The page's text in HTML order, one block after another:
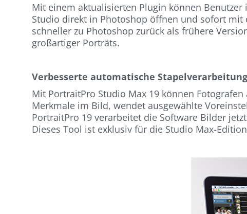
Mit einem aktualisierten Plugin können
Studio direkt in Photoshop öffnen und sofort
schneller zu Photoshop zurück als frühere
großartiger Porträts.
Verbesserte automatische Stapelverarbeitung
Mit PortraitPro Studio Max 19 können
Merkmale im Bild, wendet ausgewählte
PortraitPro 19 verarbeitet die Software Bilder
Dieses Tool ist exklusiv für die Studio Max-